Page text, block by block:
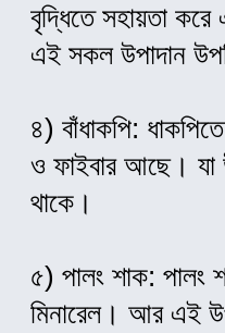
বৃদ্ধিতে সহায়তা
এই সকল উপাদান
৪) বাঁধাকপি:
ও ফাইবার আছে। যা
থাকে।
৫) পালং শাক: পালং
মিনারেল। আর এই